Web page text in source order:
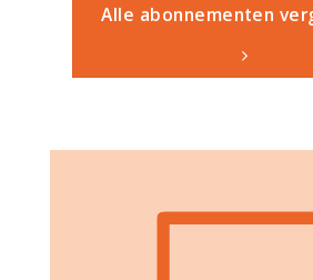
Alle abonnementen